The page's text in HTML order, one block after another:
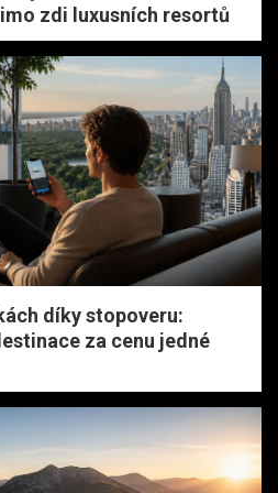
zdi luxusních resortů
díky stopoveru:
za cenu jedné